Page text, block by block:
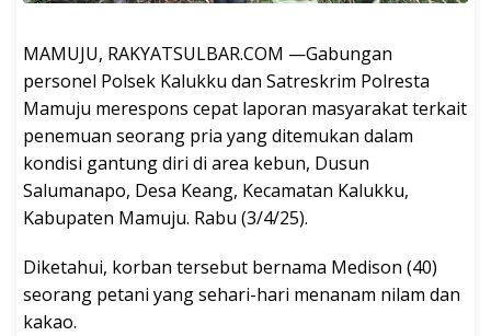
MAMUJU, RAKYATSULBAR.COM —Gabungan
personel Polsek Kalukku dan Satreskrim Polresta
Mamuju merespons cepat laporan masyarakat terkait
penemuan seorang pria yang ditemukan dalam
kondisi gantung diri di area kebun, Dusun
Salumanapo, Desa Keang, Kecamatan Kalukku,
Kabupaten Mamuju. Rabu (3/4/25).
Diketahui, korban tersebut bernama Medison (40)
seorang petani yang sehari-hari menanam nilam dan
kakao.